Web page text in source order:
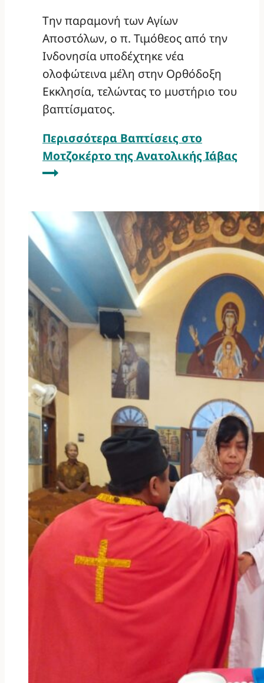
Την παραμονή των Αγίων
Αποστόλων, ο π. Τιμόθεος από την
Ινδονησία υποδέχτηκε νέα
ολοφώτεινα μέλη στην Ορθόδοξη
Εκκλησία, τελώντας το μυστήριο του
βαπτίσματος.
Περισσότερα Βαπτίσεις στο
Μοτζοκέρτο της Ανατολικής Ιάβας